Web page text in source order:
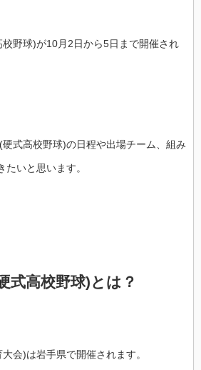
野球)が10月2日から5日まで開催され
式高校野球)の日程や出場チーム、組み
いと思います。
式高校野球)とは？
会)は岩手県で開催されます。